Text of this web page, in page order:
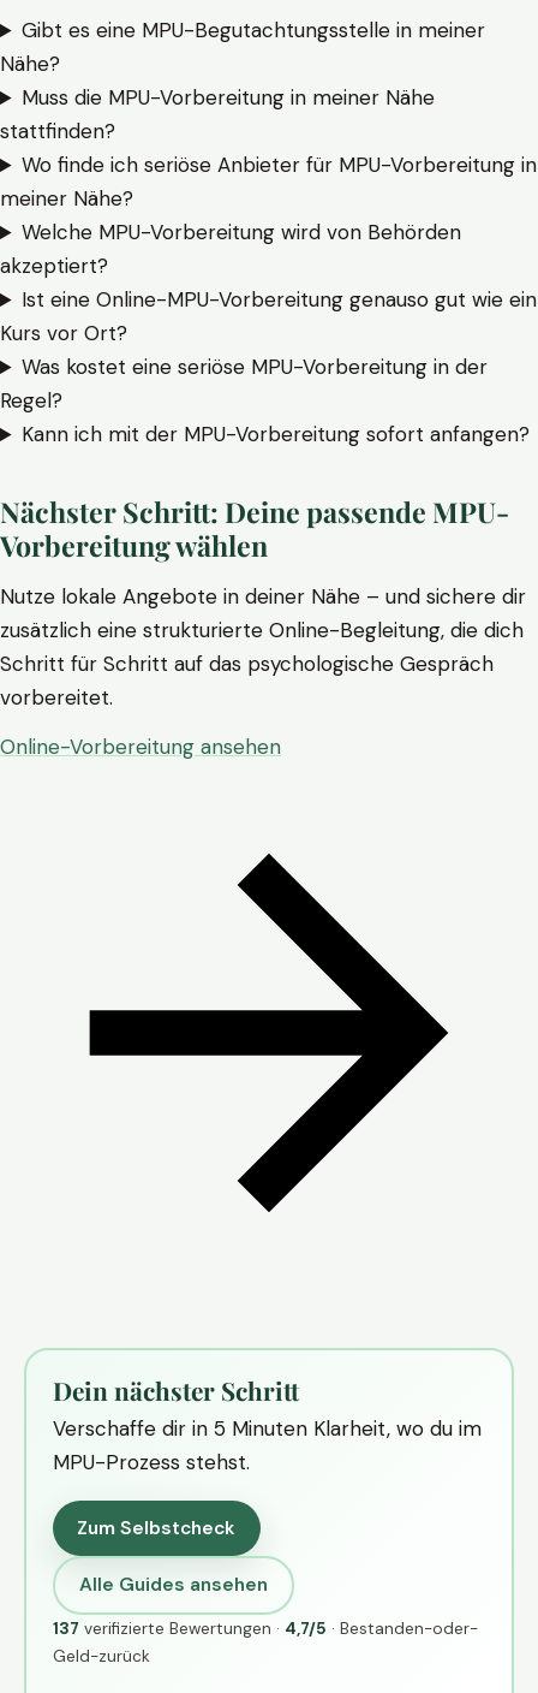
Gibt es eine MPU-Begutachtungsstelle in meiner
Nähe?
Muss die MPU-Vorbereitung in meiner Nähe
stattfinden?
Wo finde ich seriöse Anbieter für MPU-Vorbereitung in
meiner Nähe?
Welche MPU-Vorbereitung wird von Behörden
akzeptiert?
Ist eine Online-MPU-Vorbereitung genauso gut wie ein
Kurs vor Ort?
Was kostet eine seriöse MPU-Vorbereitung in der
Regel?
Kann ich mit der MPU-Vorbereitung sofort anfangen?
Nächster Schritt: Deine passende MPU-
Vorbereitung wählen
Nutze lokale Angebote in deiner Nähe – und sichere dir
zusätzlich eine strukturierte Online-Begleitung, die dich
Schritt für Schritt auf das psychologische Gespräch
vorbereitet.
Online-Vorbereitung ansehen
Dein nächster Schritt
Verschaffe dir in 5 Minuten Klarheit, wo du im
MPU-Prozess stehst.
Zum Selbstcheck
Alle Guides ansehen
137 verifizierte Bewertungen · 4,7/5 · Bestanden-oder-
Geld-zurück